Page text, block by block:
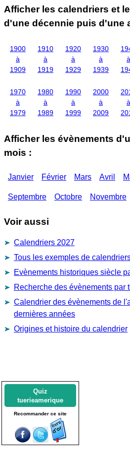
Afficher les calendriers et
d'une décennie puis d'une
1900
à
1909
1910
à
1919
1920
à
1929
1930
à
1939
à
1970
à
1979
1980
à
1989
1990
à
1999
2000
à
2009
à
Afficher les évènements
mois :
Janvier Février Mars Avril
Septembre Octobre Novembre
Voir aussi
Calendriers 2027
Tous les exemples de
Evènements historiques siècle
Recherche des évènements par
Calendrier des évènements de
dernières années
Origines et histoire du calendrier
Quiz
tuerieamerique
Recommander ce site